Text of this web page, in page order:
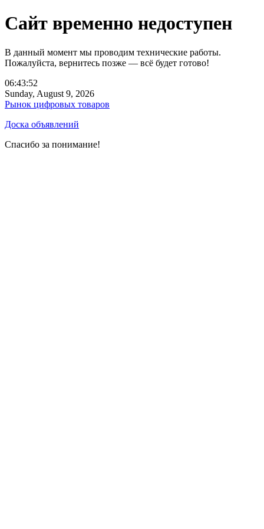
Сайт временно недоступен
В данный момент мы проводим технические работы.
Пожалуйста, вернитесь позже — всё будет готово!
06:43:52
Sunday, August 9, 2026
Рынок цифровых товаров
Доска объявлений
Спасибо за понимание!